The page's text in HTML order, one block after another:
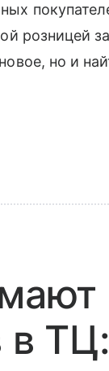
розницей
но и
в